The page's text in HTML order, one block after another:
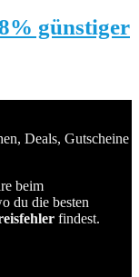
günstiger
Deals, Gutscheine
beim
du die besten
findest.